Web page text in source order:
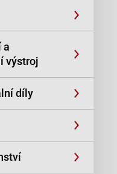
a
výstroj
díly